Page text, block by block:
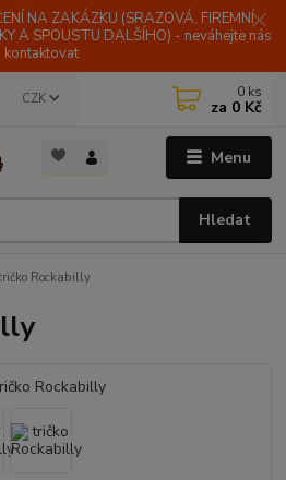
NA ZAKÁZKU (SRAZOVÁ, FIREMNÍ
A SPOUSTU DALŠÍHO) - neváhejte nás
kontaktovat
Menu
CZK
Hledat
0 ks
za 0 Kč
Rockabilly